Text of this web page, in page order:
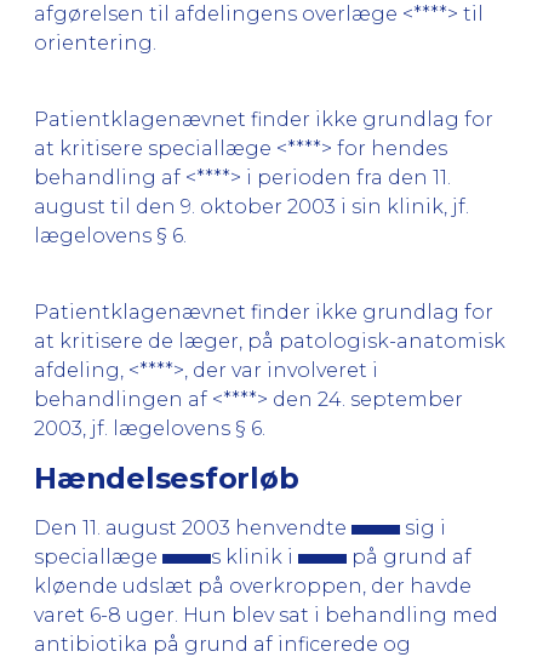
afgørelsen til afdelingens overlæge <****> til
orientering.
Patientklagenævnet finder ikke grundlag for
at kritisere speciallæge <****> for hendes
behandling af <****> i perioden fra den 11.
august til den 9. oktober 2003 i sin klinik, jf.
lægelovens § 6.
Patientklagenævnet finder ikke grundlag for
at kritisere de læger, på patologisk-anatomisk
afdeling, <****>, der var involveret i
behandlingen af <****> den 24. september
2003, jf. lægelovens § 6.
Hændelsesforløb
Den 11. august 2003 henvendte
sig i
speciallæge
s klinik i
på grund af
kløende udslæt på overkroppen, der havde
varet 6-8 uger. Hun blev sat i behandling med
antibiotika på grund af inficerede og